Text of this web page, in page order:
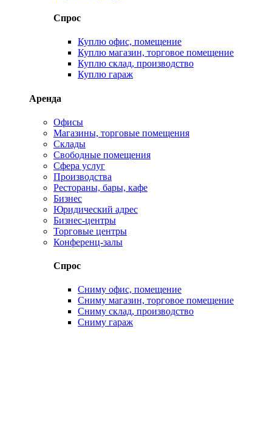
Спрос
Куплю офис, помещение
Куплю магазин, торговое помещение
Куплю склад, производство
Куплю гараж
Аренда
Офисы
Магазины, торговые помещения
Склады
Свободные помещения
Сфера услуг
Производства
Рестораны, бары, кафе
Бизнес
Юридический адрес
Бизнес-центры
Торговые центры
Конференц-залы
Спрос
Сниму офис, помещение
Сниму магазин, торговое помещение
Сниму склад, производство
Сниму гараж